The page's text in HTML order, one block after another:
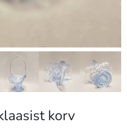
korv